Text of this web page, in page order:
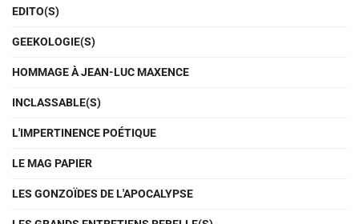
EDITO(S)
GEEKOLOGIE(S)
HOMMAGE À JEAN-LUC MAXENCE
INCLASSABLE(S)
L'IMPERTINENCE POÉTIQUE
LE MAG PAPIER
LES GONZOÏDES DE L'APOCALYPSE